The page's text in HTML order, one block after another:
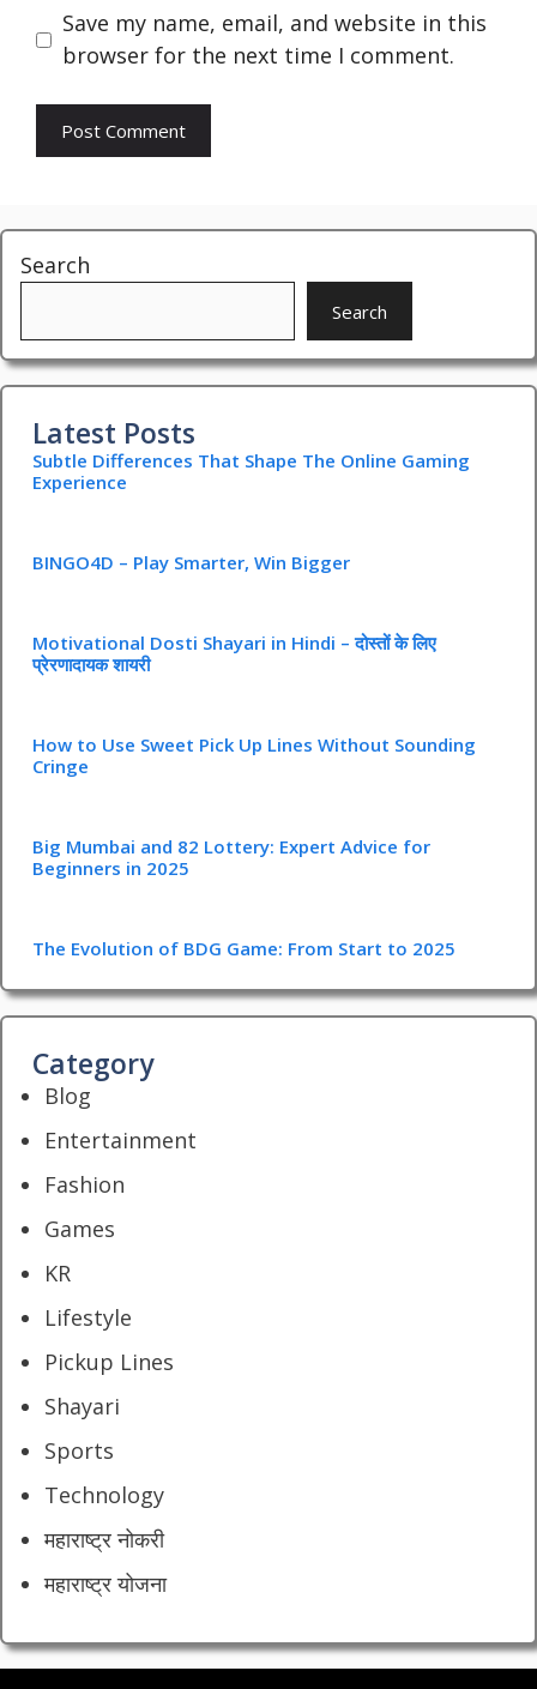
Save my name, email, and website in this
browser for the next time I comment.
Search
Search
Latest Posts
Subtle Differences That Shape The Online Gaming
Experience
BINGO4D – Play Smarter, Win Bigger
Motivational Dosti Shayari in Hindi – दोस्तों के लिए
प्रेरणादायक शायरी
How to Use Sweet Pick Up Lines Without Sounding
Cringe
Big Mumbai and 82 Lottery: Expert Advice for
Beginners in 2025
The Evolution of BDG Game: From Start to 2025
Category
Blog
Entertainment
Fashion
Games
KR
Lifestyle
Pickup Lines
Shayari
Sports
Technology
महाराष्ट्र नोकरी
महाराष्ट्र योजना